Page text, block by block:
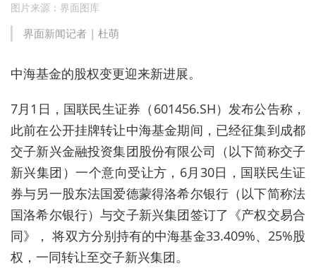
图片来源：界面图库
界面新闻记者 | 杜萌
中海基金的股权变更迎来新进展。
7月1日，国联民生证券（601456.SH）发布公告称，
此前在公开挂牌转让中海基金期间，已经征集到成都
交子新兴金融投资集团股份有限公司（以下简称交子
新兴集团）一个意向受让方，6月30日，国联民生证
券与另一股东法国爱德蒙得洛希尔银行 （以下简称法
国洛希尔银行）与交子新兴集团签订了《产权交易合
同》， 将双方分别持有的中海基金33.409%、25%股
权，一同转让至交子新兴集团。